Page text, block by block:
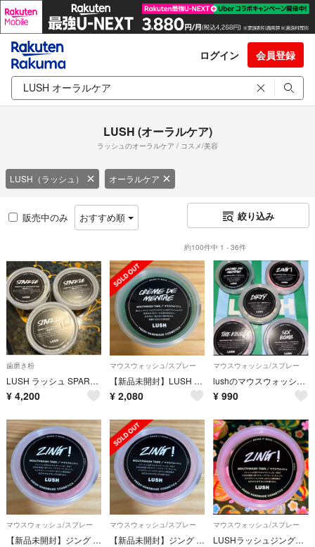
ログイン 会員登録
LUSH (オーラルケア)
ラッシュのオーラルケア / コスメ/美容
LUSH（ラッシュ） オーラルケア
販売中のみ おすすめ順 絞り込み
約100件中 1 - 36件
歯磨き粉
LUSH ラッシュ SPARKLE スパークル 歯磨き用タブレット 3個セット 未使用品
¥ 4,200
マウスウォッシュ/スプレー
【新品未開封】LUSH クレームドマント マウスウォッシュ
¥ 2,080
マウスウォッシュ/スプレー
lushのマウスウォッシュお試し 5種
¥ 990
マウスウォッシュ/スプレー
【新品未開封】ジング ZING ラッシュ LUSH マウスウォッシュ 45g
マウスウォッシュ/スプレー
【新品未開封】ジング ZING ラッシュ LUSH マウスウォッシュ 45g
マウスウォッシュ/スプレー
LUSHラッシュジング！マウスウォッシュ1個